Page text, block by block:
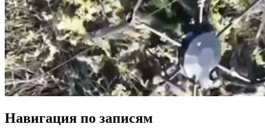
Навигация по записям